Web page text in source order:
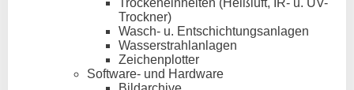
Trockeneinheiten (Heißluft, IR- u. UV-
Trockner)
Wasch- u. Entschichtungsanlagen
Wasserstrahlanlagen
Zeichenplotter
Software- und Hardware